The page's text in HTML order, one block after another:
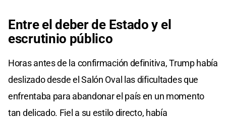
Entre el deber de Estado y el
escrutinio público
Horas antes de la confirmación definitiva, Trump había
deslizado desde el Salón Oval las dificultades que
enfrentaba para abandonar el país en un momento
tan delicado. Fiel a su estilo directo, había